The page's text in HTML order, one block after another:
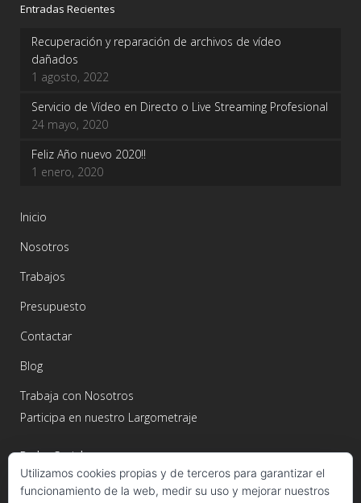
Entradas Recientes
Recuperación y reparación de archivos de vídeo
dañados
1 agosto, 2022
Servicio de Vídeo en Directo o Live Streaming Profesional
24 mayo, 2020
Feliz Año nuevo 2020!!
1 enero, 2020
Inicio
Nosotros
Trabajos
Presupuesto
Contactar
Blog
Trabaja con Nosotros
Participa en nuestro Largometraje
Redes Sociales
Utilizamos cookies propias y de terceros para garantizar el
funcionamiento de la web, medir su uso y mejorar nuestros